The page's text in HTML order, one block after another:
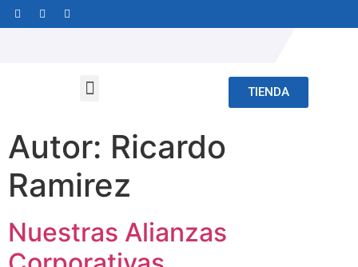
TIENDA
Autor: Ricardo
Ramirez
Nuestras Alianzas